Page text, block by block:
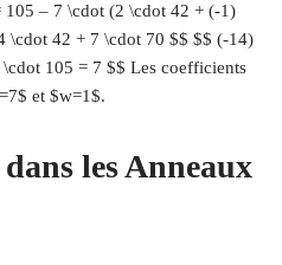
105 – 7 \cdot (2 \cdot 42 + (-1)
\cdot 42 + 7 \cdot 70 $$ $$ (-14)
105 = 7 $$ Les coefficients
et $w=1$.
les Anneaux